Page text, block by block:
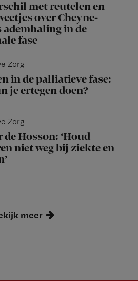
met reutelen en
over Cheyne-
ademhaling in de
fase
Zorg
in de palliatieve fase:
je ertegen doen?
Zorg
de Hosson: ‘Houd
niet weg bij ziekte en
meer